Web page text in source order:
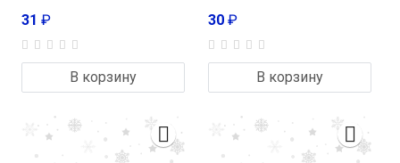
31 ₽
В корзину
30 ₽
В корзину